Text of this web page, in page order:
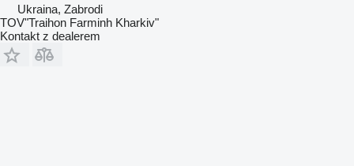
Ukraina, Zabrodi
TOV"Traihon Farminh Kharkiv"
Kontakt z dealerem